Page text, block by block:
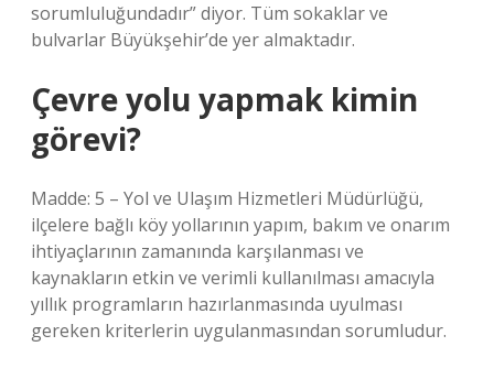
sorumluluğundadır” diyor. Tüm sokaklar ve
bulvarlar Büyükşehir’de yer almaktadır.
Çevre yolu yapmak kimin
görevi?
Madde: 5 – Yol ve Ulaşım Hizmetleri Müdürlüğü,
ilçelere bağlı köy yollarının yapım, bakım ve onarım
ihtiyaçlarının zamanında karşılanması ve
kaynakların etkin ve verimli kullanılması amacıyla
yıllık programların hazırlanmasında uyulması
gereken kriterlerin uygulanmasından sorumludur.